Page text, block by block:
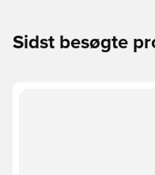
Sidst besøgte